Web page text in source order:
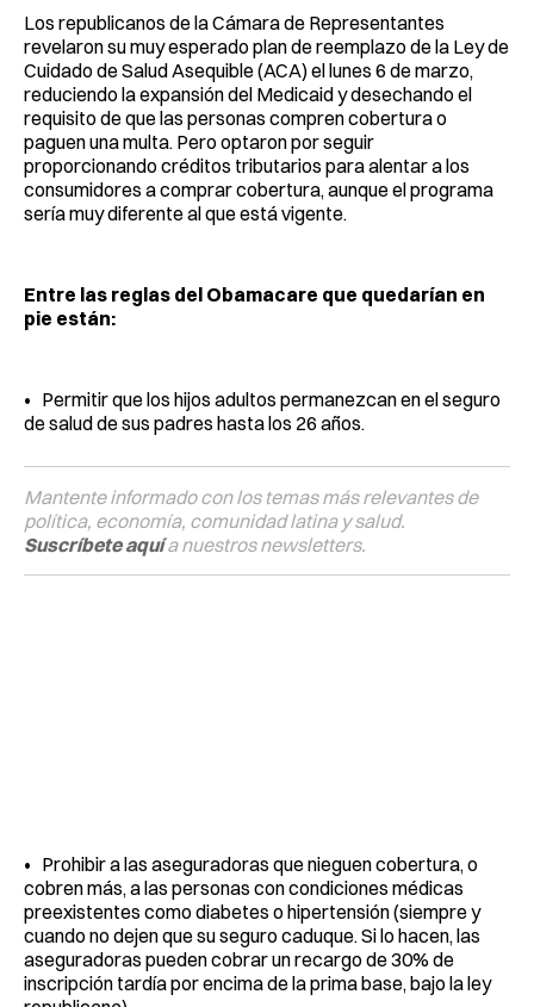
Los republicanos de la Cámara de Representantes
revelaron su muy esperado plan de reemplazo de la Ley de
Cuidado de Salud Asequible (ACA) el lunes 6 de marzo,
reduciendo la expansión del Medicaid y desechando el
requisito de que las personas compren cobertura o
paguen una multa. Pero optaron por seguir
proporcionando créditos tributarios para alentar a los
consumidores a comprar cobertura, aunque el programa
sería muy diferente al que está vigente.
Entre las reglas del Obamacare que quedarían en
pie están:
• Permitir que los hijos adultos permanezcan en el seguro
de salud de sus padres hasta los 26 años.
Mantente informado con los temas más relevantes de
política, economía, comunidad latina y salud.
Suscríbete aquía nuestros newsletters.
• Prohibir a las aseguradoras que nieguen cobertura, o
cobren más, a las personas con condiciones médicas
preexistentes como diabetes o hipertensión (siempre y
cuando no dejen que su seguro caduque. Si lo hacen, las
aseguradoras pueden cobrar un recargo de 30% de
inscripción tardía por encima de la prima base, bajo la ley